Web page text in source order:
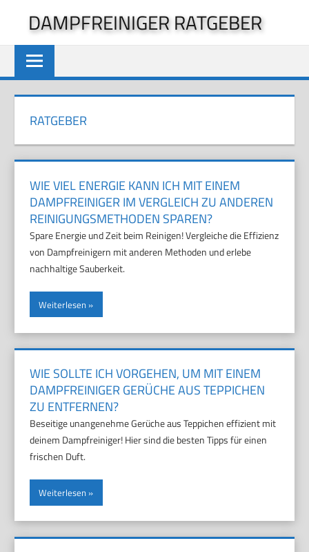
springen
DAMPFREINIGER RATGEBER
RATGEBER
WIE VIEL ENERGIE KANN ICH MIT EINEM
DAMPFREINIGER IM VERGLEICH ZU ANDEREN
REINIGUNGSMETHODEN SPAREN?
Spare Energie und Zeit beim Reinigen! Vergleiche die Effizienz
von Dampfreinigern mit anderen Methoden und erlebe
nachhaltige Sauberkeit.
Weiterlesen
WIE SOLLTE ICH VORGEHEN, UM MIT EINEM
DAMPFREINIGER GERÜCHE AUS TEPPICHEN
ZU ENTFERNEN?
Beseitige unangenehme Gerüche aus Teppichen effizient mit
deinem Dampfreiniger! Hier sind die besten Tipps für einen
frischen Duft.
Weiterlesen